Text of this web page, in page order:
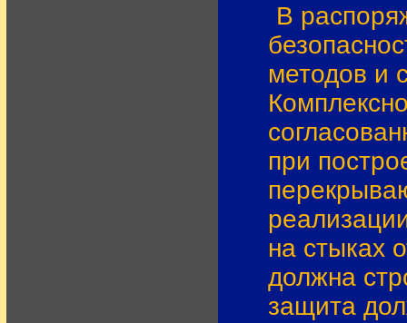
В
методов и
при
на стыках
должна
защита